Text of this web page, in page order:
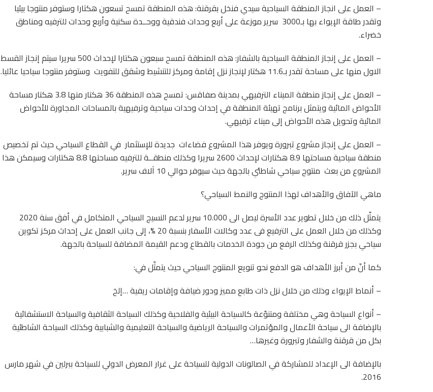
– العمل على انجاز المنطقة السياحية سيدي فنخل بقرقنة: هذه المنطقة تمسح تسعون هكتارا وستوفر منتوجا بيئيا
وتقدر طاقة الإيواء بها بـ3000
سرير موزعة على أربع وحدات فندقية ووحــدة سكنية وأربع وحدات للترفيه ومناطق
خضراء.
– العمل على إنجاز المنطقة السياحية بالشفار: هذه المنطقة تمسح سبعون هكتارا لإحداث 500 سريرا سيتم إنجاز القسط
الاول منها على مساحة تقدر بـ11.6 هكتار لإنجاز نزل إقامة ومركز للتنشيط وشقق للتفويت
وستوفر منتوجا سياحيا عائليا.
– العمل على إنجاز منطقة الميناء الترفيهي بمدينة صفاقس: تمسح هذه المنطقة 36 هكتار منها 3.8 هكتار مساحة
الأحواض المائية ويتمثل برنامج تهيئة المنطقة في إحداث وحدات سياحية وترفيهية بالمساحات المجاورة للأحواض
المائية وتحويل هذه الأحواض إلى ميناء ترفيهي.
– العمل على إنجاز مشروع تبرورة ويوفر هذا المشروع فضاءات جديدة للإستثمار في القطاع السياحي حيث تم تخصيص
منطقة سياحية مساحتها 8.9 هكتارات لإحداث 2600 سريرا وكذلك منطقــة للترفيه مساحتها 8.8 هكتارات وسيمكن هذا
المشروع من بعث منتوج سياحي شاطئي بالجهة حيث سيوفر حوالي 10 آلاف سرير.
ماهي الآفاق والأهداف لهذا المنتوج والنمط السياحي؟
يتمثّل ذلك من خلال تطوير عدد الأسرة ليصل الى 10.000 سرير لدعم النسيج السياحي المتكامل في أفق سنة 2020
وكذلك من خلال العمل على الترفيع فى عدد وكالات الأسفار بنسبة 20 %، إلى جانب العمل على إحداث مركز تكوين
سياحي بجزر قرقنة وكذلك الرفع من جودة الخدمات بالقطاع ودعم القيمة المضافة للسياحة بالجهة.
كما أنّ من أبرز الأهداف هو الدفع نحو تنويع المنتوج السياحي حيث يتمثّل في:
– أنماط الإيواء وذلك من خلال نزل ذات طابع مميز ودور ضيافة وإقامات ريفية …إلخ
– أنواع السياحة وهي مختلفة ومتنوّعة كالسياحة البيئية والفلاحية وكذلك السياحة الثقافية والسياحة الاستشفائية
بالإضافة الى سياحة الأعمال والمؤتمرات والسياحة الرياضية والسياحة التعليمية والشبابية وكذلك السياحة الشاطئية
بكل من قرقنة والشفار وتبرورة وغيرها…
بالإضافة الى الإعداد للمشاركة في الصالونات الدولية للسياحة على غرار المعرض الدولي للسياحة ببرلين في شهر مارس
2016.